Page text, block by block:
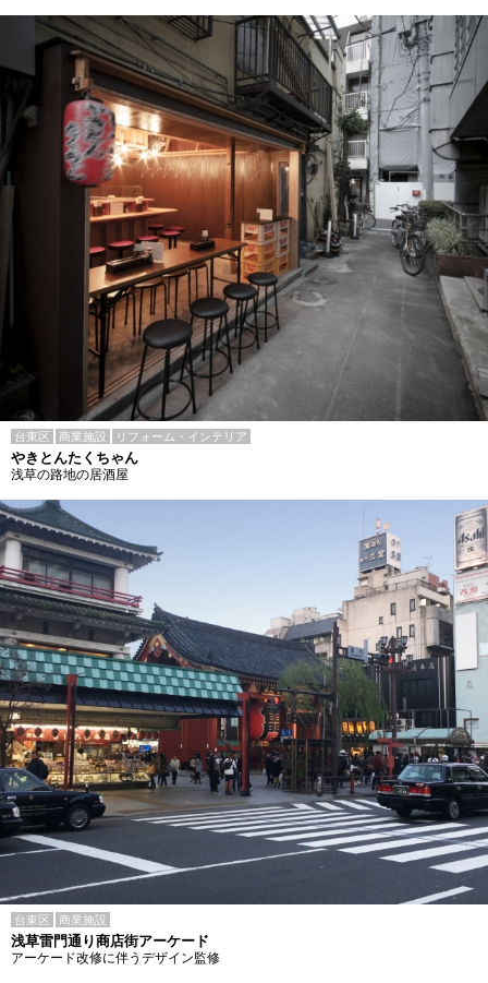
台東区 商業施設 リフォーム・インテリア
やきとんたくちゃん
浅草の路地の居酒屋
台東区 商業施設
浅草雷門通り商店街アーケード
アーケード改修に伴うデザイン監修